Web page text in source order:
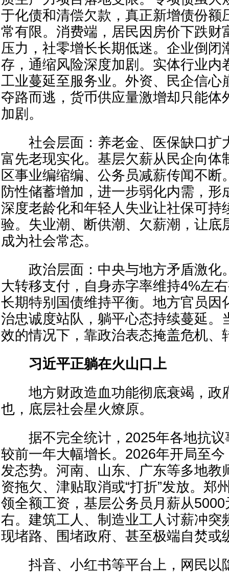
于化债和清偿欠款，真正新增债份额
常有限。消费端，居民因房价下跌财
压力，社零增长长期低迷。企业倒闭
存，通缩风险深度加剧。实体行业内
工业蔓延至服务业。外资、民企信心
夺路而逃，货币供应量激增却只能体
加剧。
社会层面：养老金、医保缺口扩
富先老现实化。基层欠薪从民企向体
区事业编缩编、公务员减薪传闻不断
防性储蓄增加，进一步弱化内需，形
深度老龄化和年轻人失业让社保可持
验。失业潮、断供潮、欠薪潮，让底
成为社会常态。
政治层面：中央与地方矛盾激化
大转移支付，自身赤字率维持4%左
长期特别国债维持平衡。地方官员因
治忠诚度站队，躺平心态持续蔓延。
效的情况下，靠政治表态掩盖危机、
习近平正躺在火山口上
地方财政造血功能彻底衰竭，政
也，底层社会星火燎原。
据不完全统计，2025年各地抗议
较前一年大幅增长。2026年开局至
发态势。河南、山东、广东等多地教
资拖欠、津贴取消或“打折”发放。郑
领全额工资，基层公务员月薪从
右。建筑工人、制造业工人讨薪冲突
现堵路、围堵政府、甚至极端自焚或
抖音、小红书等平台上，网民以